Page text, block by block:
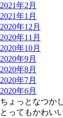
2021年2月
2021年1月
2020年12月
2020年11月
2020年10月
2020年9月
2020年8月
2020年7月
2020年6月
ちょっとなつか
とってもかわい